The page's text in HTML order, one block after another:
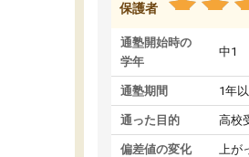
保護者
通塾開始時の
学年
中1
通塾期間 1年
通った目的 高校
偏差値の変化 上が